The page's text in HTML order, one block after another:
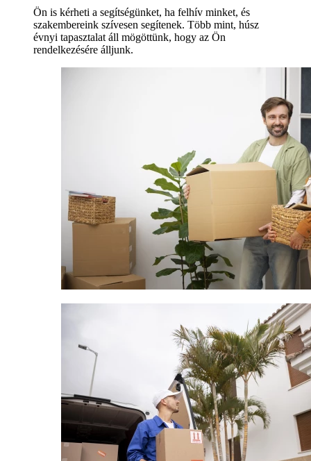
Ön is kérheti a segítségünket, ha felhív minket, és
szakembereink szívesen segítenek. Több mint, húsz
évnyi tapasztalat áll mögöttünk, hogy az Ön
rendelkezésére álljunk.